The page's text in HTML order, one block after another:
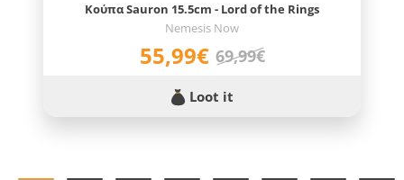
Κούπα Sauron 15.5cm - Lord of the Rings
Nemesis Now
55,99€ 69,99€
Loot it